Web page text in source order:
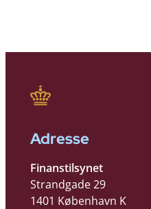
Adresse
Finanstilsynet
Strandgade 29
1401 København K